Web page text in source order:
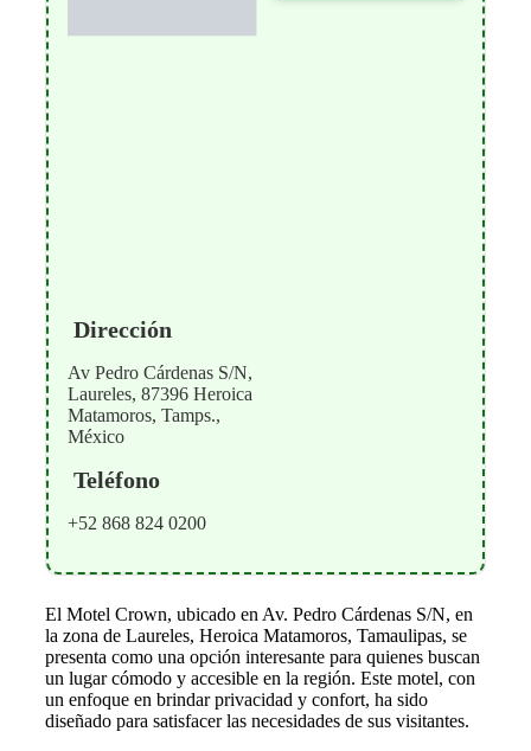
Dirección
Av Pedro Cárdenas S/N,
Laureles, 87396 Heroica
Matamoros, Tamps.,
México
Teléfono
+52 868 824 0200
El Motel Crown, ubicado en Av. Pedro Cárdenas S/N, en
la zona de Laureles, Heroica Matamoros, Tamaulipas, se
presenta como una opción interesante para quienes buscan
un lugar cómodo y accesible en la región. Este motel, con
un enfoque en brindar privacidad y confort, ha sido
diseñado para satisfacer las necesidades de sus visitantes.